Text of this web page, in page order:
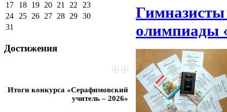
17
18 19 20 21 22 23
24 25 26 27 28 29 30
31
Достижения
Итоги конкурса «Серафимовский
учитель – 2026»
Чебаненко Глеб стал
областных
Гимназисты
олимпиады